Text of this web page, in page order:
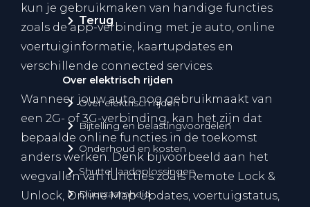
Terug
Over elektrisch rijden
Over elektrisch rijden
Bijtelling en belastingvoordelen
Onderhoud en kosten
Shuttel laadoplossingen
Duurzaamheid
kun je gebruikmaken van handige functies
zoals de app-verbinding met je auto, online
voertuiginformatie, kaartupdates en
verschillende connected services.
Wanneer jouw auto nog gebruikmaakt van
een 2G- of 3G-verbinding, kan het zijn dat
bepaalde online functies in de toekomst
anders werken. Denk bijvoorbeeld aan het
wegvallen van functies zoals Remote Lock &
Unlock, Online Map Updates, voertuigstatus,